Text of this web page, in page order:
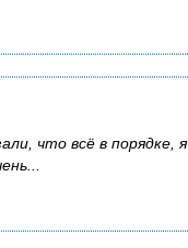
что всё в порядке, я